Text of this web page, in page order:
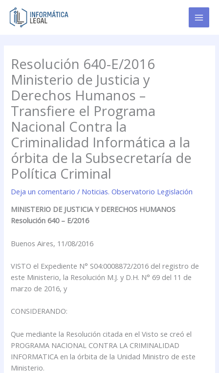
contenido
Resolución 640-E/2016
Ministerio de Justicia y
Derechos Humanos –
Transfiere el Programa
Nacional Contra la
Criminalidad Informática a la
órbita de la Subsecretaría de
Política Criminal
Deja un comentario / Noticias. Observatorio Legislación
MINISTERIO DE JUSTICIA Y DERECHOS HUMANOS
Resolución 640 – E/2016
Buenos Aires, 11/08/2016
VISTO el Expediente N° S04:0008872/2016 del registro de
este Ministerio, la Resolución M.J. y D.H. N° 69 del 11 de
marzo de 2016, y
CONSIDERANDO:
Que mediante la Resolución citada en el Visto se creó el
PROGRAMA NACIONAL CONTRA LA CRIMINALIDAD
INFORMATICA en la órbita de la Unidad Ministro de este
Ministerio.